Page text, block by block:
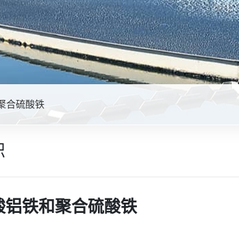
合硫酸铁
铝铁和聚合硫酸铁